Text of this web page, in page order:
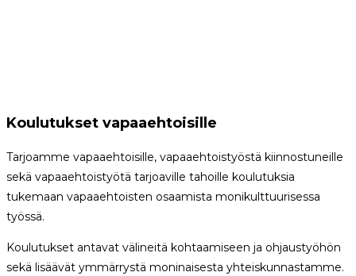
Koulutukset vapaaehtoisille
Tarjoamme vapaaehtoisille, vapaaehtoistyöstä kiinnostuneille
sekä vapaaehtoistyötä tarjoaville tahoille koulutuksia
tukemaan vapaaehtoisten osaamista monikulttuurisessa
työssä.
Koulutukset antavat välineitä kohtaamiseen ja ohjaustyöhön
sekä lisäävät ymmärrystä moninaisesta yhteiskunnastamme.